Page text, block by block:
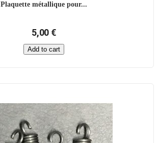
Plaquette métallique pour...
5,00 €
Add to cart